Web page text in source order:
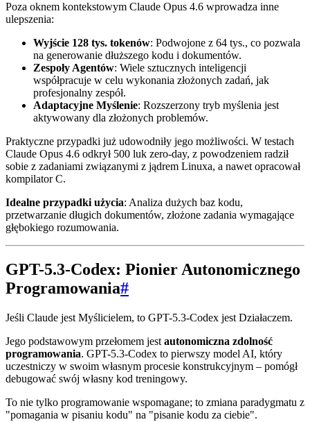
Poza oknem kontekstowym Claude Opus 4.6 wprowadza inne
ulepszenia:
Wyjście 128 tys. tokenów: Podwojone z 64 tys., co pozwala
na generowanie dłuższego kodu i dokumentów.
Zespoły Agentów: Wiele sztucznych inteligencji
współpracuje w celu wykonania złożonych zadań, jak
profesjonalny zespół.
Adaptacyjne Myślenie: Rozszerzony tryb myślenia jest
aktywowany dla złożonych problemów.
Praktyczne przypadki już udowodniły jego możliwości. W testach
Claude Opus 4.6 odkrył 500 luk zero-day, z powodzeniem radził
sobie z zadaniami związanymi z jądrem Linuxa, a nawet opracował
kompilator C.
Idealne przypadki użycia: Analiza dużych baz kodu,
przetwarzanie długich dokumentów, złożone zadania wymagające
głębokiego rozumowania.
GPT-5.3-Codex: Pionier Autonomicznego
Programowania#
Jeśli Claude jest Myślicielem, to GPT-5.3-Codex jest Działaczem.
Jego podstawowym przełomem jest autonomiczna zdolność
programowania. GPT-5.3-Codex to pierwszy model AI, który
uczestniczy w swoim własnym procesie konstrukcyjnym – pomógł
debugować swój własny kod treningowy.
To nie tylko programowanie wspomagane; to zmiana paradygmatu z
"pomagania w pisaniu kodu" na "pisanie kodu za ciebie".